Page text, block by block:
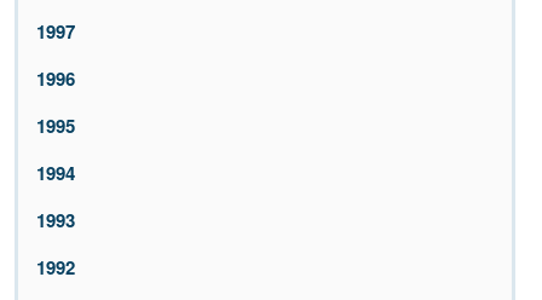
1997
1996
1995
1994
1993
1992